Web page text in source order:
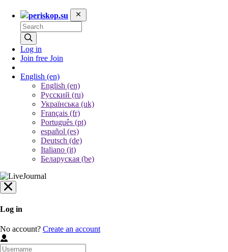
periskop.su
Log in
Join free Join
English (en)
English (en)
Русский (ru)
Українська (uk)
Français (fr)
Português (pt)
español (es)
Deutsch (de)
Italiano (it)
Беларуская (be)
Log in
No account? Create an account